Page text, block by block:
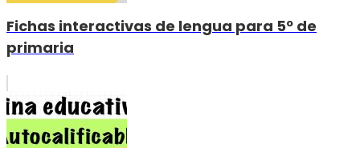
Fichas interactivas de lengua para 5º de
primaria